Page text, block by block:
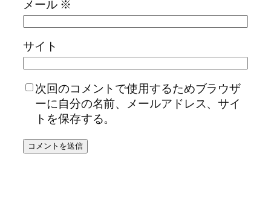
メール ※
サイト
次回のコメントで使用するためブラウザ
ーに自分の名前、メールアドレス、サイ
トを保存する。